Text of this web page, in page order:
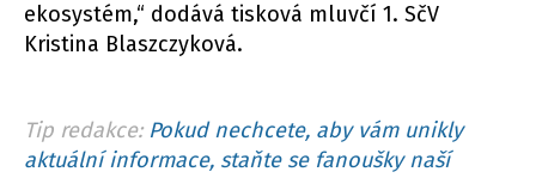
ekosystém,“ dodává tisková mluvčí 1. SčV
Kristina Blaszczyková.
Tip redakce: Pokud nechcete, aby vám unikly
aktuální informace, staňte se fanoušky naší